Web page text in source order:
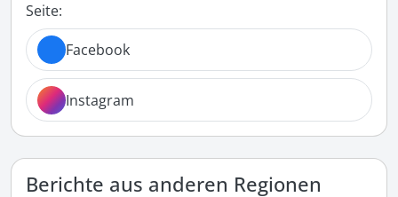
Seite:
Facebook
Instagram
Berichte aus anderen Regionen